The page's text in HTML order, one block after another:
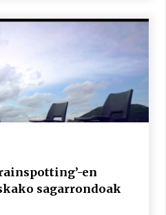
16
06
irratiko Hizpidea saioan
en
sagarrondoak